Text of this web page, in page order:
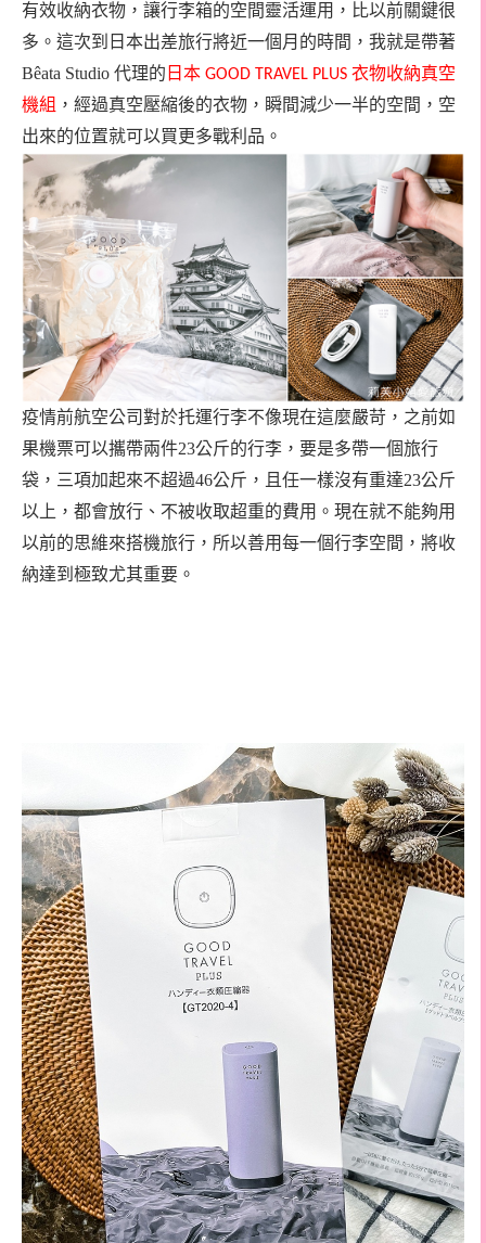
有效收納衣物，讓行李箱的空間靈活運用，比以前關鍵很
多。這次到日本出差旅行將近一個月的時間，我就是帶著
Bêata Studio 代理的 日本 GOOD TRAVEL PLUS 衣物收納真空
機組 ，經過真空壓縮後的衣物，瞬間減少一半的空間，空
出來的位置就可以買更多戰利品。
疫情前航空公司對於托運行李不像現在這麼嚴苛，之前如
果機票可以攜帶兩件23公斤的行李，要是多帶一個旅行
袋，三項加起來不超過46公斤，且任一樣沒有重達23公斤
以上，都會放行、不被收取超重的費用。現在就不能夠用
以前的思維來搭機旅行，所以善用每一個行李空間，將收
納達到極致尤其重要。